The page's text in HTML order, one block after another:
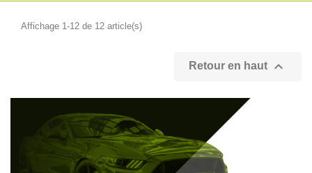
Affichage 1-12 de 12 article(s)
Retour en haut 